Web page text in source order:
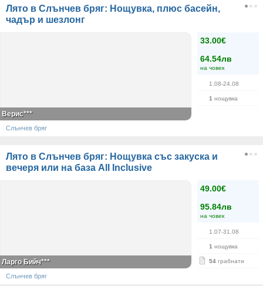
Лято в Слънчев бряг: Нощувка, плюс басейн,
чадър и шезлонг
33.00€
64.54лв
на човек
1.08-24.08
1 нощувка
Верис***
Слънчев бряг
Лято в Слънчев бряг: Нощувка със закуска и
вечеря или на база All Inclusive
49.00€
95.84лв
на човек
1.07-31.08
1 нощувка
54 грабнати
Ларго Бийч***
Слънчев бряг